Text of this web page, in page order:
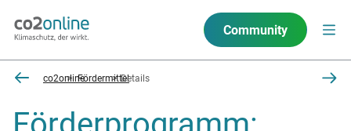
Community
co2onlineFördermittelDetails